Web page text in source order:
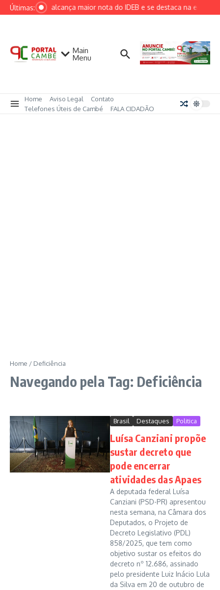
Ir para o conteúdo
Últimas:Cambé alcança maior nota do IDEB e se destaca na
Main
Menu
Home Aviso Legal
Contato
Telefones Úteis de Cambé
FALA CIDADÃO
Home / Deficiência
Navegando pela Tag: Deficiência
Brasil Destaques Politica
Luísa Canziani propõe
sustar decreto que
pode encerrar
atividades das Apaes
A deputada federal Luísa
Canziani (PSD-PR) apresentou
nesta semana, na Câmara dos
Deputados, o Projeto de
Decreto Legislativo (PDL)
858/2025, que tem como
objetivo sustar os efeitos do
decreto nº 12.686, assinado
pelo presidente Luiz Inácio Lula
da Silva em 20 de outubro de